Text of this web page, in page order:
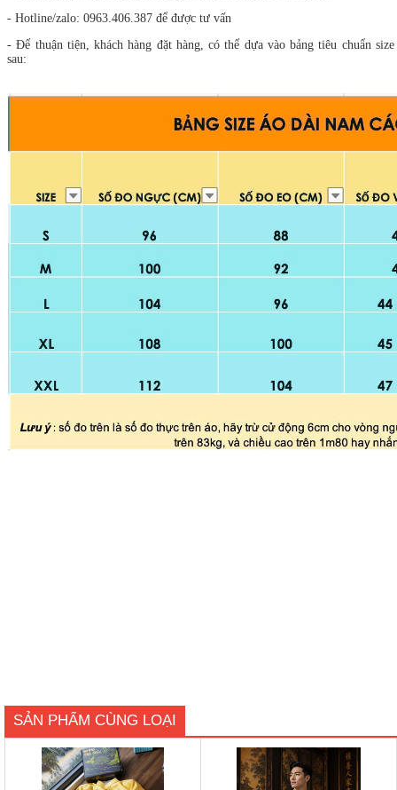
- Hotline/zalo: 0963.406.387 để được tư vấn
- Để thuận tiện, khách hàng đặt hàng, có thể dựa vào bảng tiêu chuẩn size
sau:
SẢN PHẨM CÙNG LOẠI